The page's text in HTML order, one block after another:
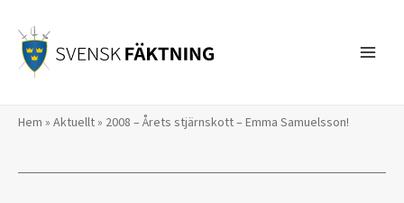
innehåll
Hem » Aktuellt» 2008 – Årets stjärnskott – Emma Samuelsson!